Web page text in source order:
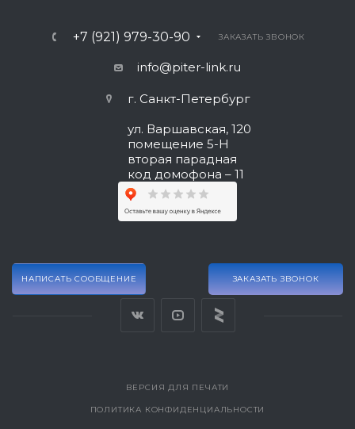
+7 (921) 979-30-90 ЗАКАЗАТЬ ЗВОНОК
info@piter-link.ru
г. Санкт-Петербург
ул. Варшавская, 120
помещение 5-Н
вторая парадная
код домофона – 11
НАПИСАТЬ СООБЩЕНИЕ ЗАКАЗАТЬ ЗВОНОК
ВЕРСИЯ ДЛЯ ПЕЧАТИ
ПОЛИТИКА КОНФИДЕНЦИАЛЬНОСТИ